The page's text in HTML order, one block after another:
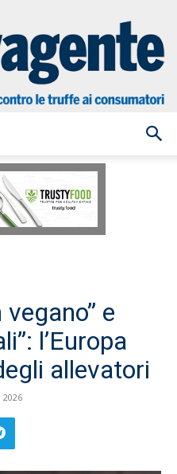
e
l’Europa
allevatori
2026